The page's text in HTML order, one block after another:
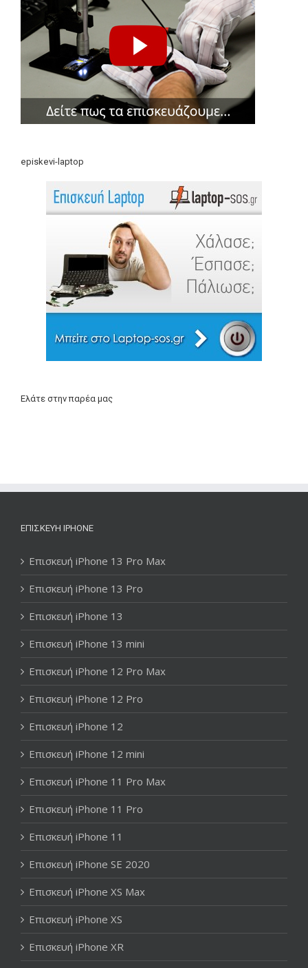
episkevi-laptop
Ελάτε στην παρέα μας
ΕΠΙΣΚΕΥΉ IPHONE
Επισκευή iPhone 13 Pro Max
Επισκευή iPhone 13 Pro
Επισκευή iPhone 13
Επισκευή iPhone 13 mini
Επισκευή iPhone 12 Pro Max
Επισκευή iPhone 12 Pro
Επισκευή iPhone 12
Επισκευή iPhone 12 mini
Επισκευή iPhone 11 Pro Max
Επισκευή iPhone 11 Pro
Επισκευή iPhone 11
Επισκευή iPhone SE 2020
Επισκευή iPhone XS Max
Επισκευή iPhone XS
Επισκευή iPhone XR